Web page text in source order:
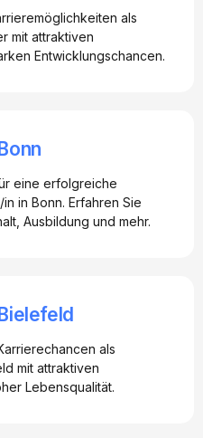
als
mit attraktiven
Entwicklungschancen.
eine erfolgreiche
in Bonn. Erfahren Sie
Ausbildung und mehr.
als
mit attraktiven
Lebensqualität.